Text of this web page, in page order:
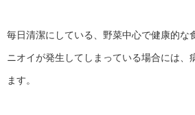
毎日清潔にしている、野菜中心で健康的な
ニオイが発生してしまっている場合には、
ます。